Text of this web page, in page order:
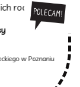
rodziców.
w Poznaniu